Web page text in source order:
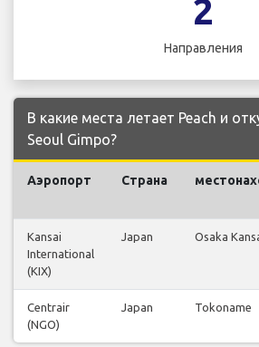
2
Направления
В какие места летает Peach и
Seoul Gimpo?
Аэропорт Страна
Kansai
International
(KIX)
Japan Osaka
Centrair
(NGO)
Japan Tokoname